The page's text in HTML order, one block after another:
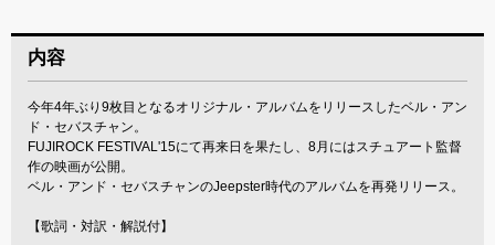
内容
今年4年ぶり9枚目となるオリジナル・アルバムをリリースしたベル・アン
ド・セバスチャン。
FUJIROCK FESTIVAL'15にて再来日を果たし、8月にはスチュアート監督
作の映画が公開。
ベル・アンド・セバスチャンのJeepster時代のアルバムを再発リリース。
【歌詞・対訳・解説付】